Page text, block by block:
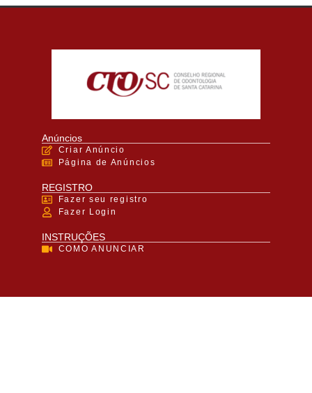
Anúncios
Criar Anúncio
Página de Anúncios
REGISTRO
Fazer seu registro
Fazer Login
INSTRUÇÕES
COMO ANUNCIAR